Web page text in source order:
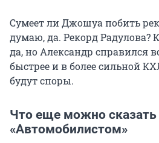
Сумеет ли Джошуа побить
думаю, да. Рекорд Радулова?
да, но Александр справился
быстрее и в более сильной
будут споры.
Что еще можно сказать
«Автомобилистом»